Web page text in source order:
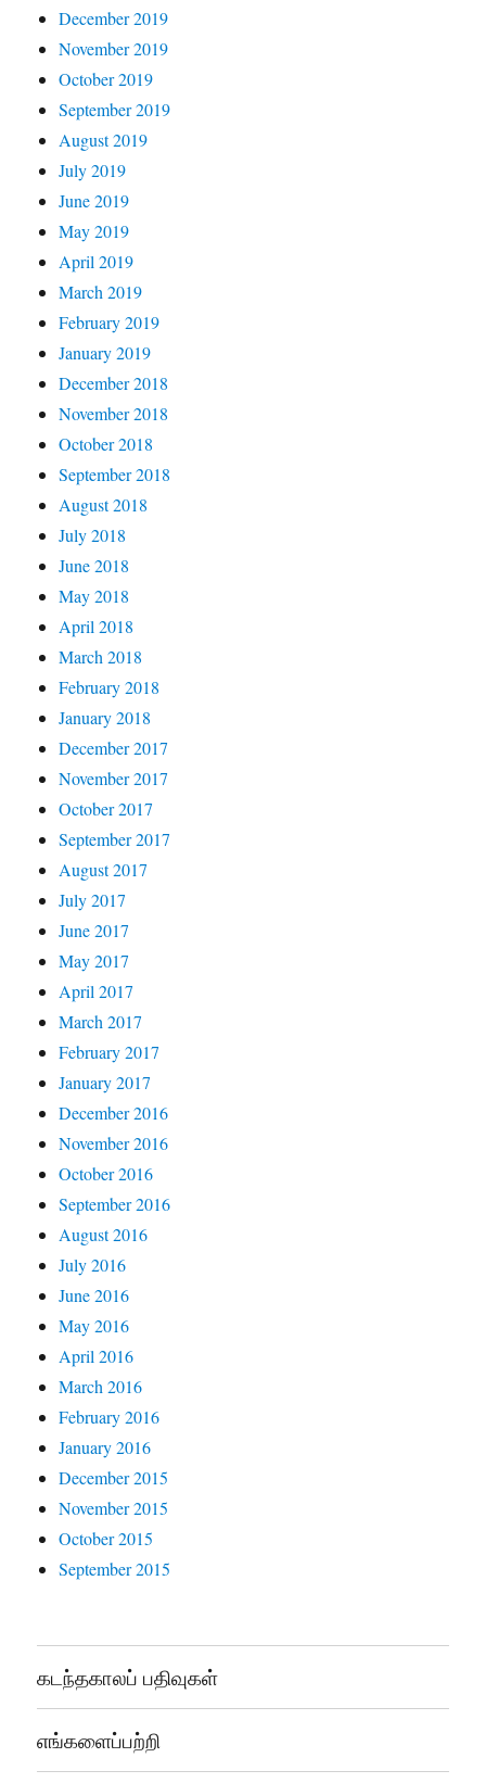
December 2019
November 2019
October 2019
September 2019
August 2019
July 2019
June 2019
May 2019
April 2019
March 2019
February 2019
January 2019
December 2018
November 2018
October 2018
September 2018
August 2018
July 2018
June 2018
May 2018
April 2018
March 2018
February 2018
January 2018
December 2017
November 2017
October 2017
September 2017
August 2017
July 2017
June 2017
May 2017
April 2017
March 2017
February 2017
January 2017
December 2016
November 2016
October 2016
September 2016
August 2016
July 2016
June 2016
May 2016
April 2016
March 2016
February 2016
January 2016
December 2015
November 2015
October 2015
September 2015
கடந்தகாலப் பதிவுகள்
எங்களைப்பற்றி